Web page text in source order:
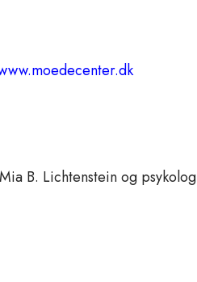
B. Lichtenstein og psykolog